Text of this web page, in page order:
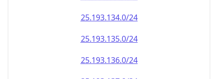
25.193.134.0/24
25.193.135.0/24
25.193.136.0/24
25.193.137.0/24